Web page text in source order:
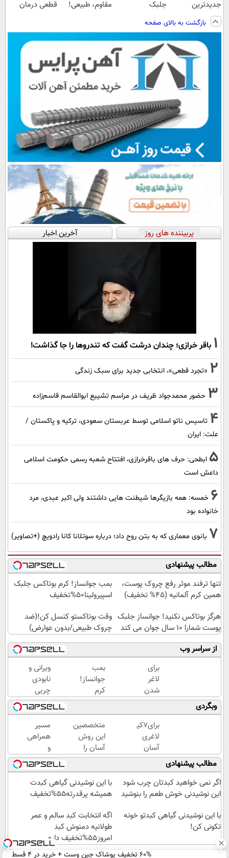
جدیدترین
فناوری اروپا،
سبک و مقاوم |
پرداخت قسطی
جلبک
مقاوم، طبیعی!
اقساطی😍
قطعی درمان
بازگشت به بالای صفحه
پربیننده های روز آخرین اخبار
1 باقر خرازی؛ چندان درشت گفت که تندروها را جا گذاشت!
2 «تجرد قطعی»، انتخابی جدید برای سبک زندگی
3 حضور محمدجواد ظریف در مراسم تشییع ابوالقاسم قاسم‌زاده
4 تاسیس ناتو اسلامی توسط عربستان سعودی، ترکیه و پاکستان /
علت: ایران
5 ابطحی: حرف های باقرخرازی، افتتاح شعبه رسمی حکومت اسلامی
داعش است
6 خمسه: همه بازیگرها شیطنت هایی داشتند ولی اکبر عبدی، مرد
خانواده بود
7 بانوی معماری که به بتن روح داد؛ درباره سوتلانا کانا رادویچ (+تصاویر)
مطالب پیشنهادی
تنها ترفند موثر رفع چروک پوست،
همین کرم آلمانیه (45% تخفیف)
بمب جوانساز! کرم بوتاکس جلبک
اسپیرولینا50%تخفیف
هرگز بوتاکس نکنید! جوانساز جلبک
پوست شمارا ۱۰ سال جوان می کند
وقت بوتاکستو کنسل کن!(ضد
چروک طبیعی/بدون عوارض)
از سراسر وب
برای
لاغر
شدن
کافیه
این
چربیسوز
گیاهی
رو
سفارش
بدی(50%تخفیف
تا
امشب)
بمب
جوانساز!
کرم
بوتاکس
جلبک
اسپیرولینا50%تخفیف
ویرانی و
نابودی
چربی
های
شکم و
پهلو با
این
نوشیدنی
گیاهی
وبگردی
برای7کیلو
لاغری
آسان
در ماه
همین
حالا
اقدام
سفارش
قدیم
متخصصین
این روش
آسان را
برای لاغری
شکم و
پهلو
معرفی
مسیر
همراهی
و
گزارش
عملکرد
گروه
اسنپ
۱۴۰۴
مطالب پیشنهادی
اگر نمی خواهید کبدتان چرب شود
این نوشیدنی خوش طعم را بنوشید
با این نوشیدنی گیاهی کبدت
همیشه پرقدرته55%تخفیف
با این نوشیدنی گیاهی کبدتو خونه
تکونی کن!
اگه انتخابت کبد سالم و عمر
طولانیه دمنوش کبد
امروز55%تخفیف داره
60% تخفیف پوشاک جین وست + خرید در 4 قسط